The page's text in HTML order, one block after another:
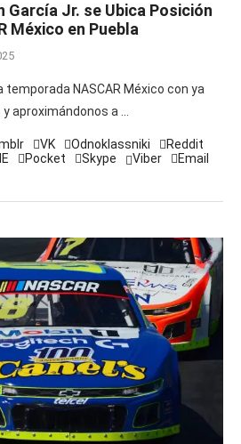
García Jr. se Ubica Posición
México en Puebla
NASCAR México con ya
aproximándonos a …
VK Odnoklassniki
Reddit
Pocket Skype Viber Email